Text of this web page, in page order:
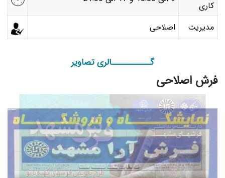
کاری
مدیریت اصلاحی
گـــــــــــالری تصاویر
فرش اصلاحی